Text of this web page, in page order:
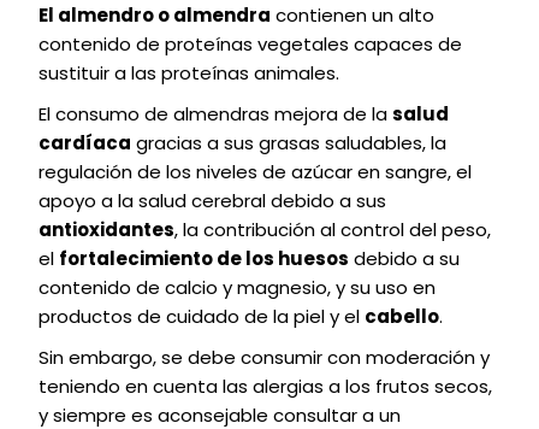
El almendro o almendra contienen un alto
contenido de proteínas vegetales capaces de
sustituir a las proteínas animales.
El consumo de almendras mejora de lasalud
cardíaca gracias a sus grasas saludables, la
regulación de los niveles de azúcar en sangre, el
apoyo a la salud cerebral debido a sus
antioxidantes, la contribución al control del peso,
el fortalecimiento de los huesos debido a su
contenido de calcio y magnesio, y su uso en
productos de cuidado de la piel y el cabello.
Sin embargo, se debe consumir con moderación y
teniendo en cuenta las alergias a los frutos secos,
y siempre es aconsejable consultar a un